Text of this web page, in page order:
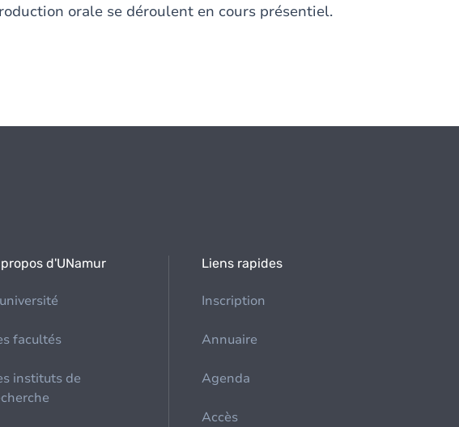
orale se déroulent en cours présentiel.
d'UNamur
facultés
instituts de
Liens rapides
Inscription
Annuaire
Agenda
Accès